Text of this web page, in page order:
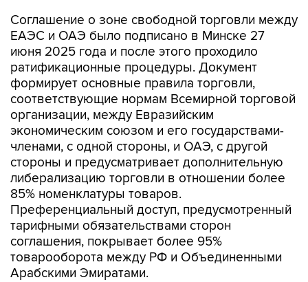
Соглашение о зоне свободной торговли между
ЕАЭС и ОАЭ было подписано в Минске 27
июня 2025 года и после этого проходило
ратификационные процедуры. Документ
формирует основные правила торговли,
соответствующие нормам Всемирной торговой
организации, между Евразийским
экономическим союзом и его государствами-
членами, с одной стороны, и ОАЭ, с другой
стороны и предусматривает дополнительную
либерализацию торговли в отношении более
85% номенклатуры товаров.
Преференциальный доступ, предусмотренный
тарифными обязательствами сторон
соглашения, покрывает более 95%
товарооборота между РФ и Объединенными
Арабскими Эмиратами.